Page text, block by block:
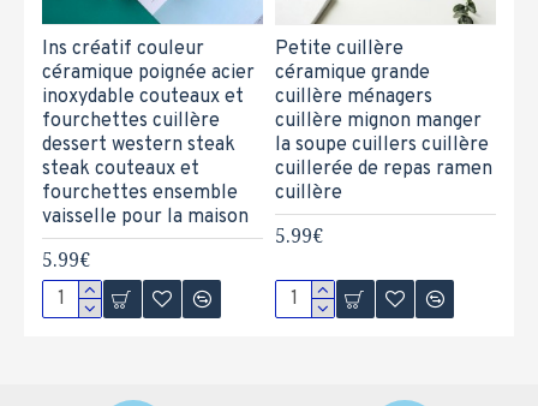
Ins créatif couleur
céramique poignée acier
inoxydable couteaux et
fourchettes cuillère
dessert western steak
steak couteaux et
fourchettes ensemble
vaisselle pour la maison
5.99€
Petite cuillère
céramique grande
cuillère ménagers
cuillère mignon manger
la soupe cuillers cuillère
cuillerée de repas ramen
cuillère
5.99€